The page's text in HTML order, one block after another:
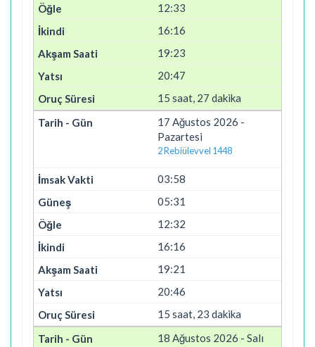
12:33
16:16
19:23
20:47
15 saat, 27 dakika
17 Ağustos 2026 -
Pazartesi
2 Rebiülevvel 1448
03:58
05:31
12:32
16:16
19:21
20:46
15 saat, 23 dakika
18 Ağustos 2026 - Salı